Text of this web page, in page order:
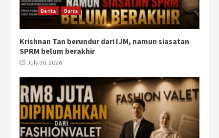
Berita Bursa
Krishnan Tan berundur dari IJM, namun siasatan
SPRM belum berakhir
July 30, 2026